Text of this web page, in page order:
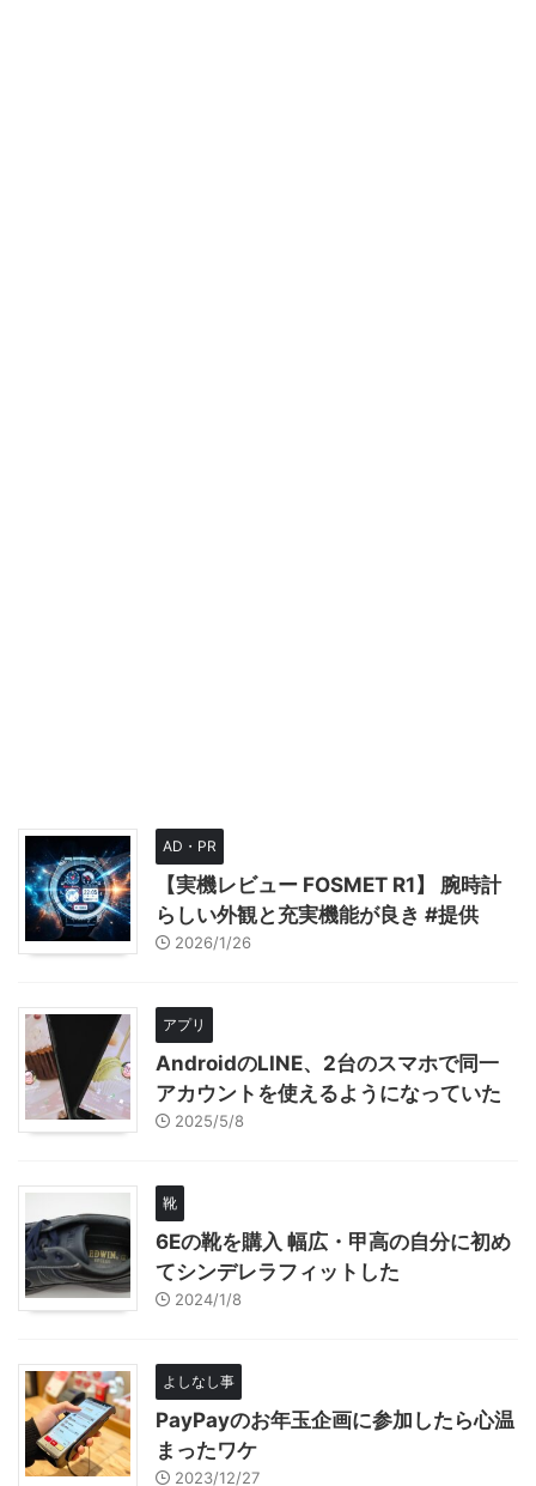
AD・PR
【実機レビュー FOSMET R1】 腕時計
らしい外観と充実機能が良き #提供
2026/1/26
アプリ
AndroidのLINE、2台のスマホで同一
アカウントを使えるようになっていた
2025/5/8
靴
6Eの靴を購入 幅広・甲高の自分に初め
てシンデレラフィットした
2024/1/8
よしなし事
PayPayのお年玉企画に参加したら心温
まったワケ
2023/12/27